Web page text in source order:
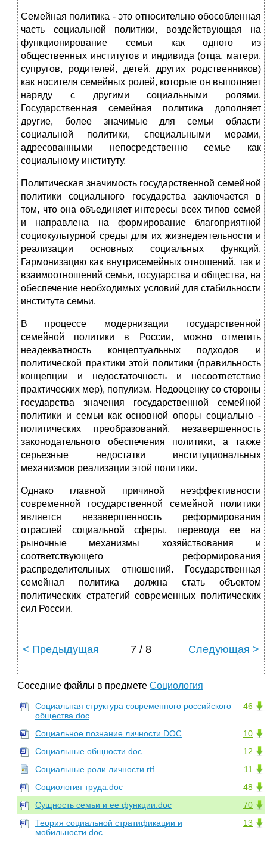
Семейная политика - это относительно обособленная
часть социальной политики, воздействующая на
функционирование семьи как одного из
общественных институтов и индивида (отца, матери,
супругов, родителей, детей, других родственников)
как носителя семейных ролей, которые он выполняет
наряду с другими социальными ролями.
Государственная семейная политика дополняет
другие, более значимые для семьи области
социальной политики, специальными мерами,
адресованными непосредственно семье как
социальному институту.
Политическая значимость государственной семейной
политики социального государства заключается в
том, что она объединяет интересы всех типов семей
и направлена на формирование благоприятной
социокультурной среды для их жизнедеятельности и
реализации основных социальных функций.
Гармонизацию как внутрисемейных отношений, так и
взаимоотношений семьи, государства и общества, на
обеспечение необходимых условий для стабильности
института семьи.
В процессе модернизации государственной
семейной политики в России, можно отметить
неадекватность концептуальных подходов и
политической практики этой политики (правильность
концепции и недостаточность и несоответствие
практических мер), популизм. Недооценку со стороны
государства значения государственной семейной
политики и семьи как основной опоры социально -
политических преобразований, незавершенность
законодательного обеспечения политики, а также
серьезные недостатки институциональных
механизмов реализации этой политики.
Однако главной причиной неэффективности
современной государственной семейной политики
является незавершенность реформирования
отраслей социальной сферы, перевода ее на
рыночные механизмы хозяйствования и
соответствующего реформирования
распределительных отношений. Государственная
семейная политика должна стать объектом
политических стратегий современных политических
сил России.
< Предыдущая 7 / 8 Следующая >
Соседние файлы в предмете Социология
46
Социальная структура современного российского
общества.doc
10
Социальное познание личности.DOC
12
Социальные общности.doc
11
Социальные роли личности.rtf
48
Социология труда.doc
70
Сущность семьи и ее функции.doc
13
Теория социальной стратификации и
мобильности.doc